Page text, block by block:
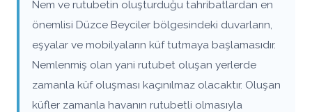
Nem ve rutubetin oluşturduğu tahribatlardan en
önemlisi Düzce Beyciler bölgesindeki duvarların,
eşyalar ve mobilyaların küf tutmaya başlamasıdır.
Nemlenmiş olan yani rutubet oluşan yerlerde
zamanla küf oluşması kaçınılmaz olacaktır. Oluşan
küfler zamanla havanın rutubetli olmasıyla